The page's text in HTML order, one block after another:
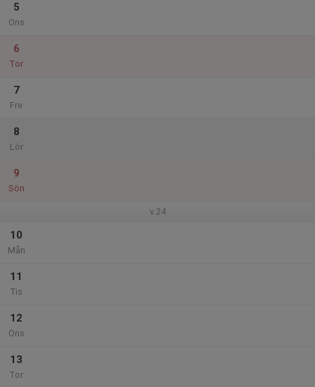
5
Ons
6
Tor
7
Fre
8
Lör
9
Sön
v.24
10
Mån
11
Tis
12
Ons
13
Tor